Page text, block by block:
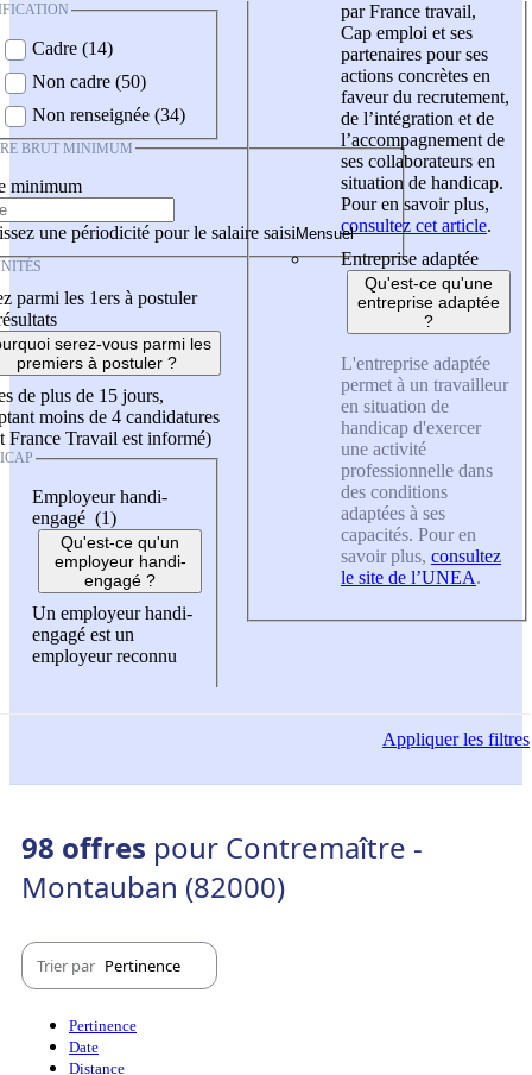
Cadre (14)
Non cadre (50)
Non renseignée (34)
BRUT MINIMUM
minimum
une périodicité pour le salaire saisi
parmi les 1ers à postuler
serez-vous parmi les
premiers à postuler ?
de plus de 15 jours,
moins de 4 candidatures
France Travail est informé)
Employeur handi-
engagé (1)
Qu'est-ce qu'un
employeur handi-
engagé ?
Un employeur handi-
engagé est un
employeur reconnu
par France travail,
Cap emploi et ses
partenaires pour ses
actions concrètes en
faveur du recrutement,
de l’intégration et de
l’accompagnement de
ses collaborateurs en
situation de handicap.
Pour en savoir plus,
consultez cet article.
Entreprise adaptée
Qu'est-ce qu'une
entreprise adaptée
?
L'entreprise adaptée
permet à un travailleur
en situation de
handicap d'exercer
une activité
professionnelle dans
des conditions
adaptées à ses
capacités. Pour en
savoir plus, consultez
le site de l’UNEA.
Appliquerles filtres
98 offres pour Contremaître -
Montauban (82000)
Trier par Pertinence
Pertinence
Date
Distance